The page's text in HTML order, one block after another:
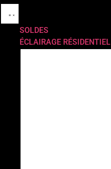
SOLDES
ÉCLAIRAGE RÉSIDENTIEL